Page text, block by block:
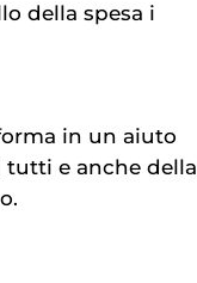
della spesa i
in un aiuto
tutti e anche della